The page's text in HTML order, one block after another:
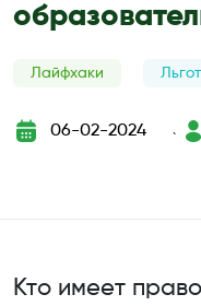
Лайфхаки
06-02-2024
`
Кто имеет